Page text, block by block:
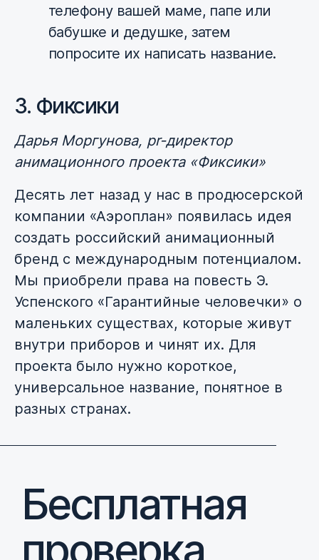
телефону вашей маме, папе или
бабушке и дедушке, затем
попросите их написать название.
3. Фиксики
Дарья Моргунова, pr-директор
анимационного проекта «Фиксики»
Десять лет назад у нас в продюсерской
компании «Аэроплан» появилась идея
создать российский анимационный
бренд с международным потенциалом.
Мы приобрели права на повесть Э.
Успенского «Гарантийные человечки» о
маленьких существах, которые живут
внутри приборов и чинят их. Для
проекта было нужно короткое,
универсальное название, понятное в
разных странах.
Бесплатная
проверка